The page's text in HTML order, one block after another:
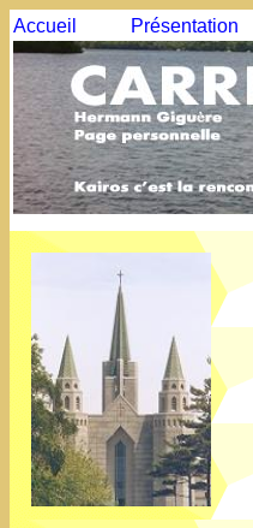
Accueil Présentation